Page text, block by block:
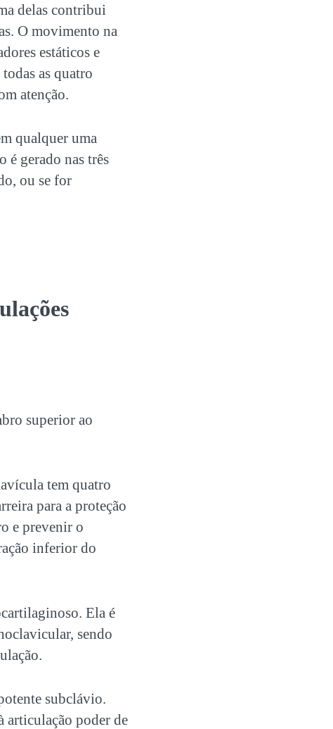
delas contribui
O movimento na
estáticos e
as quatro
atenção.
qualquer uma
é gerado nas três
ou se for
superior ao
tem quatro
para a proteção
e prevenir o
inferior do
Ela é
sendo
subclávio.
articulação poder de